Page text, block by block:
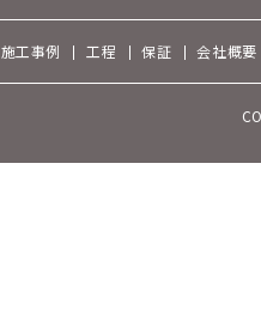
施工事例 工程 保証 会社概要